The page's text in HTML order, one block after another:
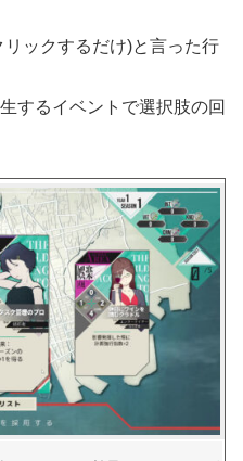
ックするだけ)と言った行
するイベントで選択肢の回